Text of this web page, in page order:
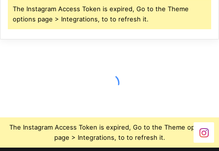
The Instagram Access Token is expired, Go to the Theme
options page > Integrations, to to refresh it.
The Instagram Access Token is expired, Go to the Theme options
page > Integrations, to to refresh it.